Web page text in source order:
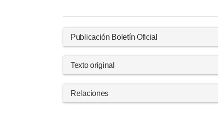
Publicación Boletín Oficial
Texto original
Relaciones